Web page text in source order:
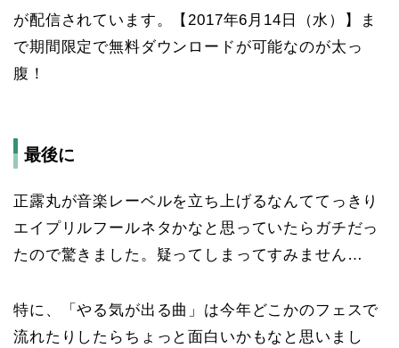
が配信されています。【2017年6月14日（水）】ま
で期間限定で無料ダウンロードが可能なのが太っ
腹！
最後に
正露丸が音楽レーベルを立ち上げるなんててっきり
エイプリルフールネタかなと思っていたらガチだっ
たので驚きました。疑ってしまってすみません…
特に、「やる気が出る曲」は今年どこかのフェスで
流れたりしたらちょっと面白いかもなと思いまし